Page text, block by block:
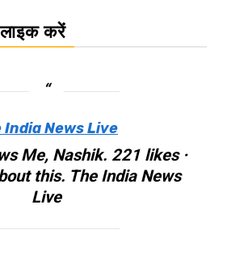
करें
India News Live
Me, Nashik. 221 likes ·
this. The India News
Live